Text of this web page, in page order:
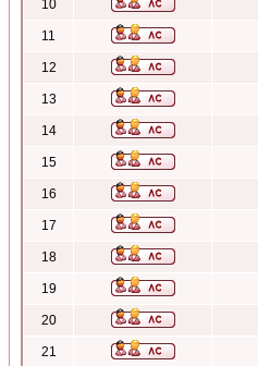
10
11
12
13
14
15
16
17
18
19
20
21